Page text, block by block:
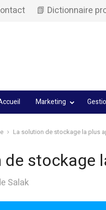
📗 Dictionnaire
Marketing
La solution de stockage la plus
stockage
Salak